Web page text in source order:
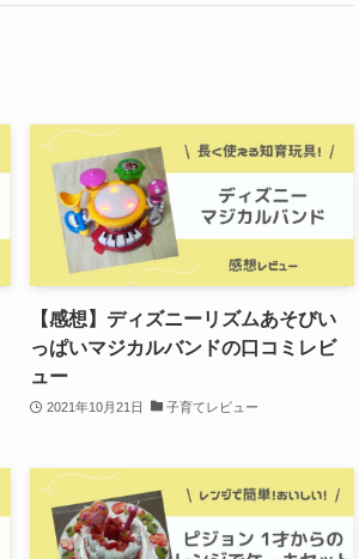
【感想】ディズニーリズムあそびい
っぱいマジカルバンドの口コミレビ
ュー
2021年10月21日 子育てレビュー